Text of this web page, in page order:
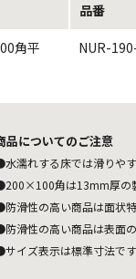
品番
角平 NUR-
品についてのご注意
濡れする床では滑りや
角は13mm厚の
滑性の高い商品は面状
滑性の高い商品は表面
イズ表示は標準寸法で